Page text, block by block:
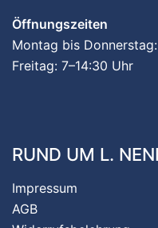
Öffnungszeiten
Montag bis
Freitag: 7–14:30 Uhr
RUND UM L.
Impressum
AGB